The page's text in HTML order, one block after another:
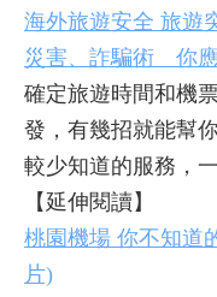
海外旅遊安全 旅遊
災害、詐騙術 你
確定旅遊時間和機
發，有幾招就能幫
較少知道的服務，
【延伸閱讀】
桃園機場 你不知道
片)